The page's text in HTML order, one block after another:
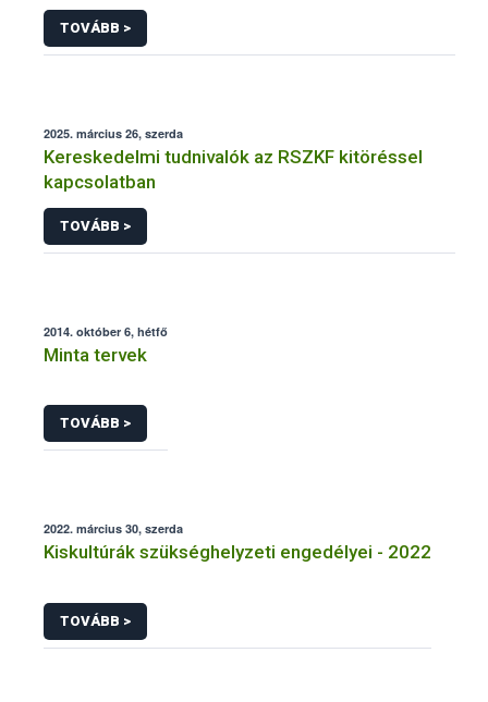
TOVÁBB >
2025. március 26, szerda
Kereskedelmi tudnivalók az RSZKF kitöréssel
kapcsolatban
TOVÁBB >
2014. október 6, hétfő
Minta tervek
TOVÁBB >
2022. március 30, szerda
Kiskultúrák szükséghelyzeti engedélyei - 2022
TOVÁBB >